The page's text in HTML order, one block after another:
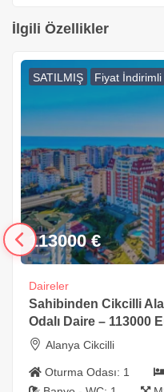
İlgili Özellikler
SATILMIŞ Fiyat İndirimli
113000 €
Daireler
Sahibinden Cikcilli
Odalı Daire – 113000
Alanya Cikcilli
Oturma Odası: 1